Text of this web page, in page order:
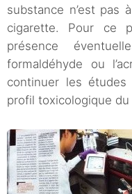
substance n’est pas
cigarette. Pour ce
présence
formaldéhyde ou
continuer les
profil toxicologique du